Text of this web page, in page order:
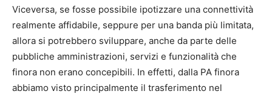
Viceversa, se fosse possibile ipotizzare una connettività
realmente affidabile, seppure per una banda più limitata,
allora si potrebbero sviluppare, anche da parte delle
pubbliche amministrazioni, servizi e funzionalità che
finora non erano concepibili. In effetti, dalla PA finora
abbiamo visto principalmente il trasferimento nel